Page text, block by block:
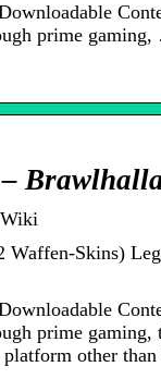
prime
Skins)
prime
other